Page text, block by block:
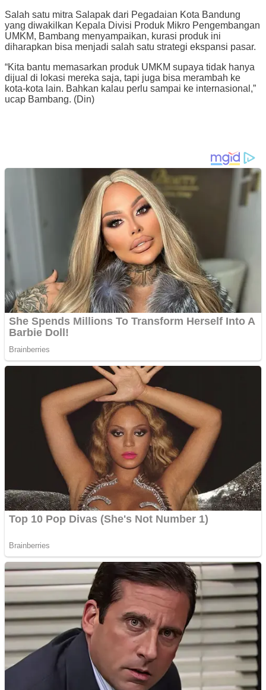
Salah satu mitra Salapak dari Pegadaian Kota Bandung
yang diwakilkan Kepala Divisi Produk Mikro Pengembangan
UMKM, Bambang menyampaikan, kurasi produk ini
diharapkan bisa menjadi salah satu strategi ekspansi pasar.
“Kita bantu memasarkan produk UMKM supaya tidak hanya
dijual di lokasi mereka saja, tapi juga bisa merambah ke
kota-kota lain. Bahkan kalau perlu sampai ke internasional,”
ucap Bambang. (Din)